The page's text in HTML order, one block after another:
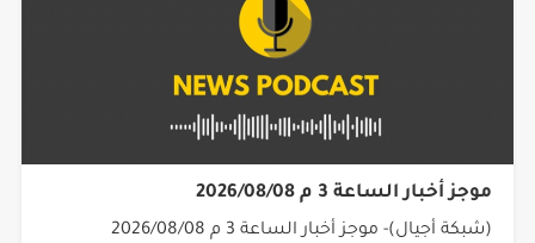
موجز أخبار الساعة 3 م 2026/08/08
(شبكة أجيال)- موجز أخبار الساعة 3 م 2026/08/08